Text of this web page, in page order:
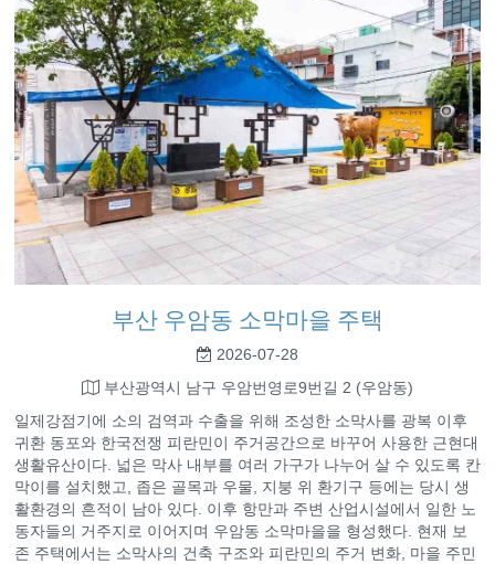
부산 우암동 소막마을 주택
2026-07-28
부산광역시 남구 우암번영로9번길 2 (우암동)
일제강점기에 소의 검역과 수출을 위해 조성한 소막사를 광복 이후
귀환 동포와 한국전쟁 피란민이 주거공간으로 바꾸어 사용한 근현대
생활유산이다. 넓은 막사 내부를 여러 가구가 나누어 살 수 있도록 칸
막이를 설치했고, 좁은 골목과 우물, 지붕 위 환기구 등에는 당시 생
활환경의 흔적이 남아 있다. 이후 항만과 주변 산업시설에서 일한 노
동자들의 거주지로 이어지며 우암동 소막마을을 형성했다. 현재 보
존 주택에서는 소막사의 건축 구조와 피란민의 주거 변화, 마을 주민